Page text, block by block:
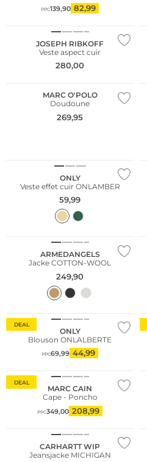
PPC139,90 82,99
JOSEPH RIBKOFF
Veste aspect cuir
280,00
NOUVEAU
MARC O'POLO
Doudoune
269,95
ONLY
Veste effet cuir ONLAMBER
59,99
ARMEDANGELS
Jacke COTTON-WOOL
249,90
DEAL
ONLY
Blouson ONLALBERTE
PPC69,99 44,99
DEAL
MARC CAIN
Cape - Poncho
PPC349,00 208,99
CARHARTT WIP
Jeansjacke MICHIGAN